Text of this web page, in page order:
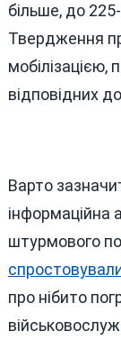
більше, до
Твердження
мобілізацією,
відповідних
Варто
інформаційна
штурмового
про нібито